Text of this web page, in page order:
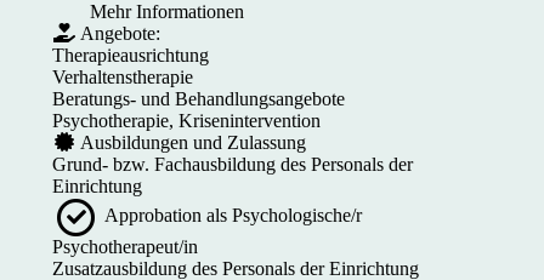
Mehr Informationen
Angebote:
Therapieausrichtung
Verhaltenstherapie
Beratungs- und Behandlungsangebote
Psychotherapie, Krisenintervention
Ausbildungen und Zulassung
Grund- bzw. Fachausbildung des Personals der
Einrichtung
Approbation als Psychologische/r
Psychotherapeut/in
Zusatzausbildung des Personals der Einrichtung